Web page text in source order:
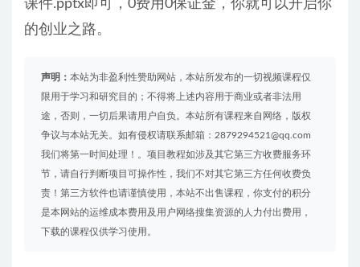
课件.pptx即可，0费用0保证金，你就可以开启你
的创业之路。
声明： 本站为非盈利性赞助网站，本站所发布的一切视频课程仅
限用于学习和研究目的；不得将上述内容用于商业或者非法用
途，否则，一切后果请用户自负。本站所有课程来自网络，版权
争议与本站无关。如有侵权请联系邮箱：2879294521@qq.com
我们将第一时间处理！。项目教程如涉及其它第三方收费服务环
节，请自行判断项目可操作性，我们不对其它第三方任何收费负
责！第三方软件也请谨慎使用，本站不出售课程，你支付的积分
是本网站的运维成本费用及用户网络搜集资源的人力付出费用，
下载的课程仅供学习使用。